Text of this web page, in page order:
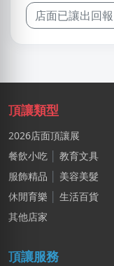
店面已讓出回報
頂讓類型
2026店面頂讓展
餐飲小吃
教育文具
服飾精品
美容美髮
休閒育樂
生活百貨
其他店家
頂讓服務